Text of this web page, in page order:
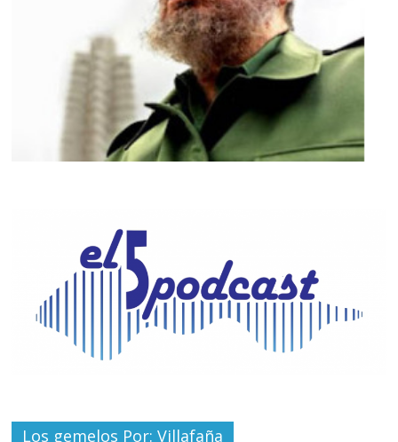
Los gemelos Por: Villafaña